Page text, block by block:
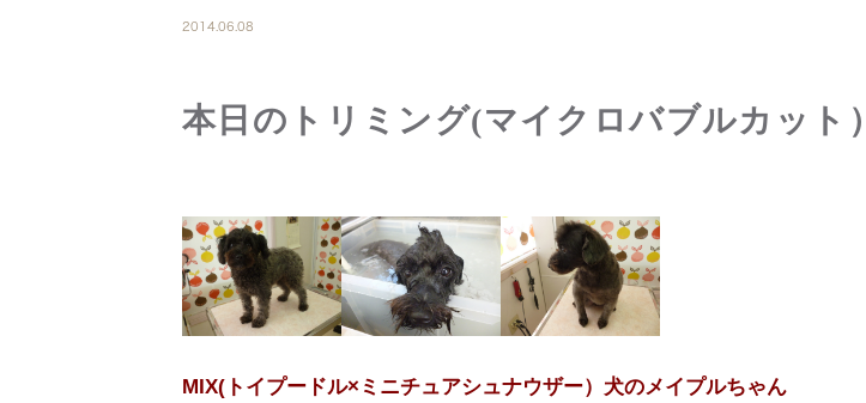
2014.06.08
本日のトリミング(マイクロバブルカット）
MIX(トイプードル×ミニチュアシュナウザー）犬のメイプルちゃん